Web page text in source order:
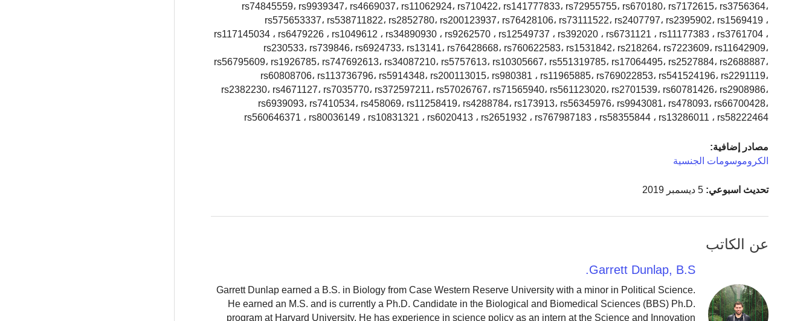
rs74845559، rs9939347، rs4669037، rs11062924، rs710422، rs141777833، rs72955755، rs670180، rs7172615، rs3756364،
rs575653337، rs538711822، rs2852780، rs200123937، rs76428106، rs73111522، rs2407797، rs2395902، rs1569419 ،
rs117145034 ، rs6479226 ، rs1049612 ، rs34890930 ، rs9262570 ، rs12549737 ، rs392020 ، rs6731121 ، rs11177383 ، rs3761704 ،
rs230533، rs739846، rs6924733، rs13141، rs76428668، rs760622583، rs1531842، rs218264، rs7223609، rs11642909،
rs56795609، rs1926785، rs747692613، rs34087210، rs5757613، rs10305667، rs551319785، rs17064495، rs2527884، rs2688887،
rs60808706، rs113736796، rs5914348، rs200113015، rs980381 ، rs11965885، rs769022853، rs541524196، rs2291119،
rs2382230، rs4671127، rs7035770، rs372597211، rs57026767، rs71565940، rs561123020، rs2701539، rs60781426، rs2908986،
rs6939093، rs7410534، rs458069، rs11258419، rs4288784، rs173913، rs56345976، rs9943081، rs478093، rs66700428،
rs560646371 ، rs80036149 ، rs10831321 ، rs6020413 ، rs2651932 ، rs767987183 ، rs58355844 ، rs13286011 ، rs58222464
مصادر إضافية:
الكروموسومات الجنسية
تحديث اسبوعي:
عن الكاتب
Garrett Dunlap, B.S.
Garrett Dunlap earned a B.S. in Biology from Case Western Reserve University with a minor in Political Science.
He earned an M.S. and is currently a Ph.D. Candidate in the Biological and Biomedical Sciences (BBS) Ph.D.
program at Harvard University. He has experience in science policy as an intern at the Science and Innovation